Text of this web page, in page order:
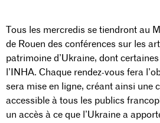
Tous les mercredis se tiendront au
de Rouen des conférences sur les
patrimoine d’Ukraine, dont
l’INHA. Chaque rendez-vous fera
sera mise en ligne, créant ainsi une
accessible à tous les publics
un accès à ce que l’Ukraine a